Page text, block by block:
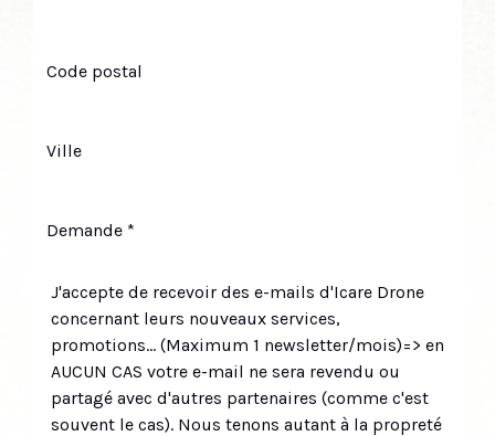
J'accepte de recevoir des e-mails d'Icare Drone
concernant leurs nouveaux services,
promotions... (Maximum 1 newsletter/mois)=> en
AUCUN CAS votre e-mail ne sera revendu ou
partagé avec d'autres partenaires (comme c'est
souvent le cas). Nous tenons autant à la propreté